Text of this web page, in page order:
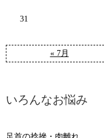
« 7月
31
いろんなお悩み